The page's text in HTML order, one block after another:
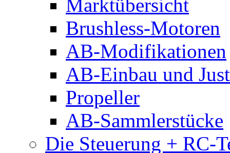
Marktübersicht
Brushless-Motoren
AB-Modifikationen
AB-Einbau und
Propeller
AB-Sammlerstücke
Die Steuerung + RC-